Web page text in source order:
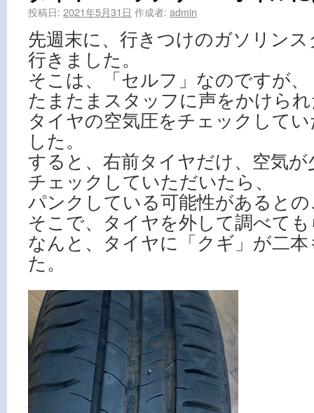
投稿日: 2021年5月31日 作成者: admin
先週末に、行きつけのガソリン
行きました。
そこは、「セルフ」なのですが、
たまたまスタッフに声をかけら
タイヤの空気圧をチェックして
した。
すると、右前タイヤだけ、空気
チェックしていただいたら、
パンクしている可能性があると
そこで、タイヤを外して調べて
なんと、タイヤに「クギ」が二
た。